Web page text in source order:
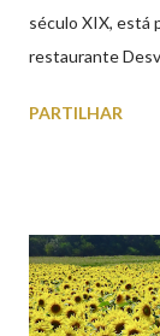
século XIX, está
restaurante
peças históricas
PARTILHAR